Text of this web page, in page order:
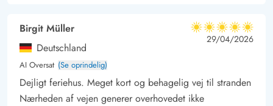
Birgit Müller
Deutschland
AI Oversat (Se oprindelig)
5 ud af 5
5 ud af 5
5 out of 5
29/04/2026
Dejligt feriehus. Meget kort og behagelig vej til stranden
Nærheden af vejen generer overhovedet ikke